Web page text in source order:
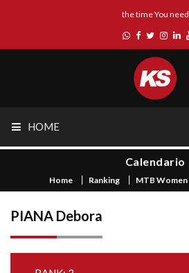
the time You need
HOME
Calendario
Home Ranking MTB Women
PIANA Debora